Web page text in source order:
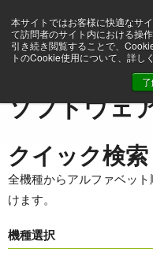
本サイトではお客様に快適なサ
て訪問者のサイト内における操
引き続き閲覧することで、
トのCookie使用について、詳し
ソフ
ソフトウェ
クイック検索
全機種からアルファベッ
けます。
機種選択